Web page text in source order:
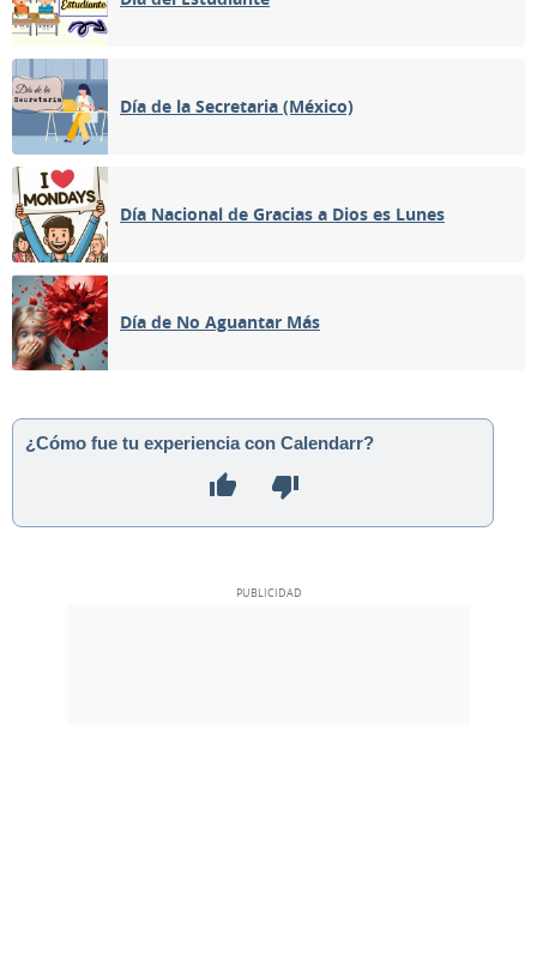
Día de la Secretaria (México)
Día Nacional de Gracias a Dios es Lunes
Día de No Aguantar Más
¿Cómo fue tu experiencia con Calendarr?